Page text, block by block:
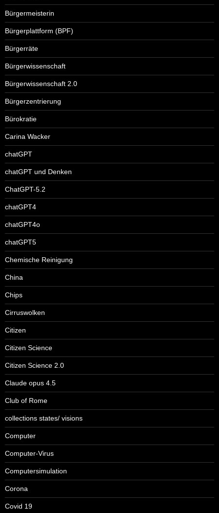
Bürgermeisterin
Bürgerplattform (BPF)
Bürgerräte
Bürgerwissenschaft
Bürgerwissenschaft 2.0
Bürgerzentrierung
Bürokratie
Carina Wacker
chatGPT
chatGPT und Denken
ChatGPT-5.2
chatGPT4
chatGPT4o
chatGPT5
Chemische Reinigung
China
Chips
Cirruswolken
Citizen
Citizen Science
Citizen Science 2.0
Claude opus 4.5
Club of Rome
collections states/ visions
Computer
Computer-Virus
Computersimulation
Corona
Covid 19